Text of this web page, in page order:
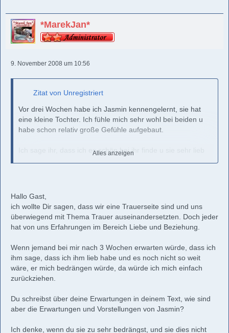
*MarekJan*
9. November 2008 um 10:56
Zitat von Unregistriert
Vor drei Wochen habe ich Jasmin kennengelernt, sie hat
eine kleine Tochter. Ich fühle mich sehr wohl bei beiden u
habe schon relativ große Gefühle aufgebaut.
Ich sage ihr, dass ich es schön bei ihr finde u sie sehr lieb
sich unter Druck gesetzt. Sie denkt, sie müsse immer etwas
bestimmtes sagen, sonst geht es mir nicht gut. Und im
Prinzip hat sie recht.
Ich warte heute schon soweit, ins Krankenhaus zu fahren,
Bin ich unnormal? Gibt es Menschen, die genauso fühlen?
Vielleicht kann mir hier jemand Hilfe geben??
traurig01:
Alles anzeigen
Hallo Gast,
ich wollte Dir sagen, dass wir eine Trauerseite sind und uns
überwiegend mit Thema Trauer auseinandersetzten. Doch jeder
hat von uns Erfahrungen im Bereich Liebe und Beziehung.
Wenn jemand bei mir nach 3 Wochen erwarten würde, dass ich
ihm sage, dass ich ihm lieb habe und es noch nicht so weit
wäre, er mich bedrängen würde, da würde ich mich einfach
zurückziehen.
Du schreibst über deine Erwartungen in deinem Text, wie sind
aber die Erwartungen und Vorstellungen von Jasmin?
Ich denke, wenn du sie zu sehr bedrängst, und sie dies nicht